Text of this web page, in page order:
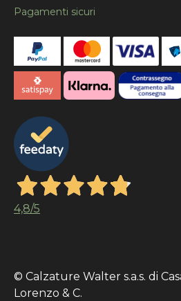
Pagamenti sicuri
4,8/5
© Calzature Walter s.a.s. di
Lorenzo & C.